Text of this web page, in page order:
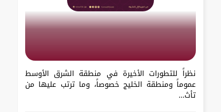
نظراً للتطورات الأخيرة في منطقة الشرق الأوسط
عموماً ومنطقة الخليج خصوصاً، وما ترتب عليها من
تأث...